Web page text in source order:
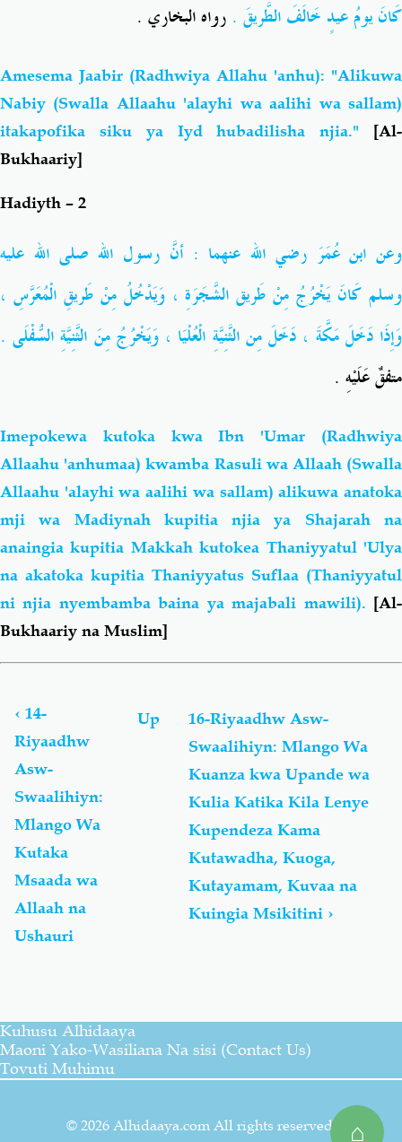
⌂
كَانَ يومُ عيدٍ خَالَفَ الطَّريقَ . رواه البخاري .
Amesema Jaabir (Radhwiya Allahu 'anhu): "Alikuwa
Nabiy (Swalla Allaahu 'alayhi wa aalihi wa sallam)
itakapofika siku ya Iyd hubadilisha njia." [Al-
Bukhaariy]
Hadiyth – 2
وعن ابن عُمَرَ رضي الله عنهما : أنَّ رسول الله صلى الله عليه
وسلم كَانَ يَخْرُجُ مِنْ طَريق الشَّجَرَةِ ، وَيَدْخُلُ مِنْ طَريقِ الْمُعَرَّسِ ،
وَإِذَا دَخَلَ مَكَّةَ ، دَخَلَ مِن الثَّنِيَّةِ الْعُلْيَا ، وَيَخْرُجُ مِنَ الثَّنِيَّةِ السُّفْلَى .
متفقٌ عَلَيْهِ .
Imepokewa kutoka kwa Ibn 'Umar (Radhwiya
Allaahu 'anhumaa) kwamba Rasuli wa Allaah (Swalla
Allaahu 'alayhi wa aalihi wa sallam) alikuwa anatoka
mji wa Madiynah kupitia njia ya Shajarah na
anaingia kupitia Makkah kutokea Thaniyyatul 'Ulya
na akatoka kupitia Thaniyyatus Suflaa (Thaniyyatul
ni njia nyembamba baina ya majabali mawili). [Al-
Bukhaariy na Muslim]
links
for
01-
Riyaadhw
Asw-
Kitabu
Cha
Nidhamu
كِتابُ
الأدَب
‹ 14-
Riyaadhw
Asw-
Swaalihiyn:
Mlango Wa
Kutaka
Msaada wa
Allaah na
Ushauri
Up
16-Riyaadhw Asw-
Swaalihiyn: Mlango Wa
Kuanza kwa Upande wa
Kulia Katika Kila Lenye
Kupendeza Kama
Kutawadha, Kuoga,
Kutayamam, Kuvaa na
Kuingia Msikitini ›
Kuhusu Alhidaaya
Maoni Yako-Wasiliana Na sisi (Contact Us)
Tovuti Muhimu
© 2026 Alhidaaya.com All rights reserved.